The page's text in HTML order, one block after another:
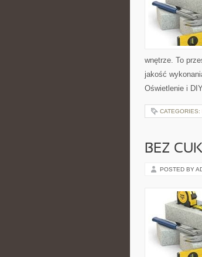
wnętrze. To
jakość
Oświetlenie i
CATEGORIES:
BEZ
POSTED BY